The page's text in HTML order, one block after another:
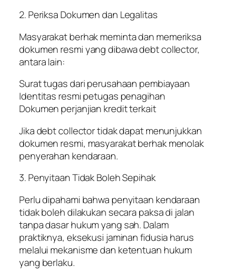
2. Periksa Dokumen dan Legalitas
Masyarakat berhak meminta dan memeriksa
dokumen resmi yang dibawa debt collector,
antara lain:
Surat tugas dari perusahaan pembiayaan
Identitas resmi petugas penagihan
Dokumen perjanjian kredit terkait
Jika debt collector tidak dapat menunjukkan
dokumen resmi, masyarakat berhak menolak
penyerahan kendaraan.
3. Penyitaan Tidak Boleh Sepihak
Perlu dipahami bahwa penyitaan kendaraan
tidak boleh dilakukan secara paksa di jalan
tanpa dasar hukum yang sah. Dalam
praktiknya, eksekusi jaminan fidusia harus
melalui mekanisme dan ketentuan hukum
yang berlaku.